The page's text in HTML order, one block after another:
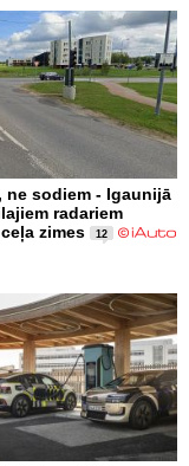
ne sodiem - Igaunijā
radariem
zimes
12